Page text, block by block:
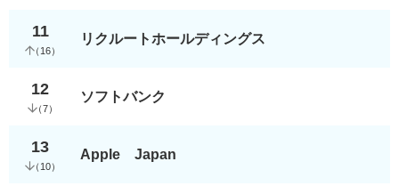
11
（ 16）
リクルートホールディングス
12
（7）
ソフトバンク
13
（ 10）
Apple Japan